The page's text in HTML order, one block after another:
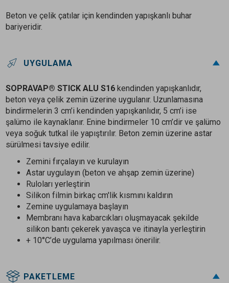
Beton ve çelik çatılar için kendinden yapışkanlı buhar
bariyeridir.
UYGULAMA
SOPRAVAP® STICK ALU S16 kendinden yapışkanlıdır,
beton veya çelik zemin üzerine uygulanır. Uzunlamasına
bindirmelerin 3 cm’i kendinden yapışkanlıdır, 5 cm’i ise
şalümo ile kaynaklanır. Enine bindirmeler 10 cm’dir ve şalümo
veya soğuk tutkal ile yapıştırılır. Beton zemin üzerine astar
sürülmesi tavsiye edilir.
Zemini fırçalayın ve kurulayın
Astar uygulayın (beton ve ahşap zemin üzerine)
Ruloları yerleştirin
Silikon filmin birkaç cm'lik kısmını kaldırın
Zemine uygulamaya başlayın
Membranı hava kabarcıkları oluşmayacak şekilde
silikon bantı çekerek yavaşca ve itinayla yerleştirin
+ 10°C’de uygulama yapılması önerilir.
PAKETLEME